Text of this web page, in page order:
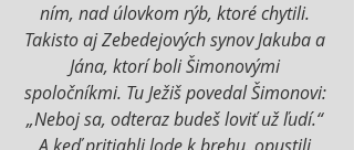
ním, nad úlovkom rýb, ktoré chytili.
Takisto aj Zebedejových synov Jakuba a
Jána, ktorí boli Šimonovými
spoločníkmi. Tu Ježiš povedal Šimonovi:
„Neboj sa, odteraz budeš loviť už ľudí.“